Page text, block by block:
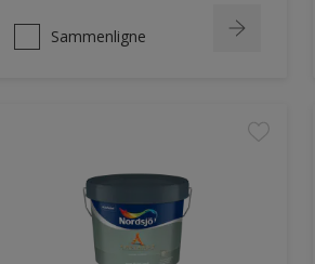
Sammenligne